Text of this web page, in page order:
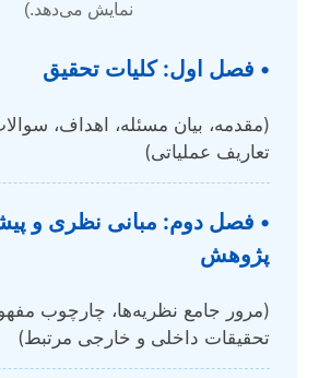
نمایش می‌دهد.)
• فصل اول: کلیات تحقیق
(مقدمه، بیان مسئله، اهداف،
تعاریف عملیاتی)
• فصل دوم: مبانی نظری و
پژوهش
(مرور جامع نظریه‌ها، چارچوب
تحقیقات داخلی و خارجی مرتبط)